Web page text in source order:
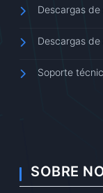
Descargas
Descargas
Soporte
SOBRE